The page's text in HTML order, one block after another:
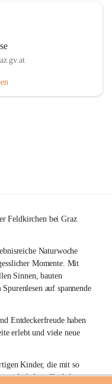
Feldkirchen bei Graz
Naturwoche
Momente. Mit
Sinnen, bauten
auf spannende
Entdeckerfreude haben
erlebt und viele neue
Kinder, die mit so
haben. Ihr habt